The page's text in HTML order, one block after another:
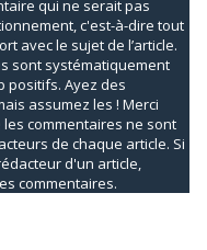
qui ne serait pas
c'est-à-dire tout
avec le sujet de l’article.
sont systématiquement
positifs. Ayez des
assumez les ! Merci
les commentaires ne sont
de chaque article. Si
d'un article,
commentaires.